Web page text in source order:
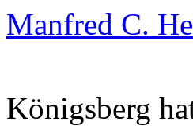
Manfred C.
Königsberg